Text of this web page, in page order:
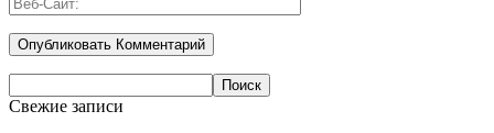
Свежие записи